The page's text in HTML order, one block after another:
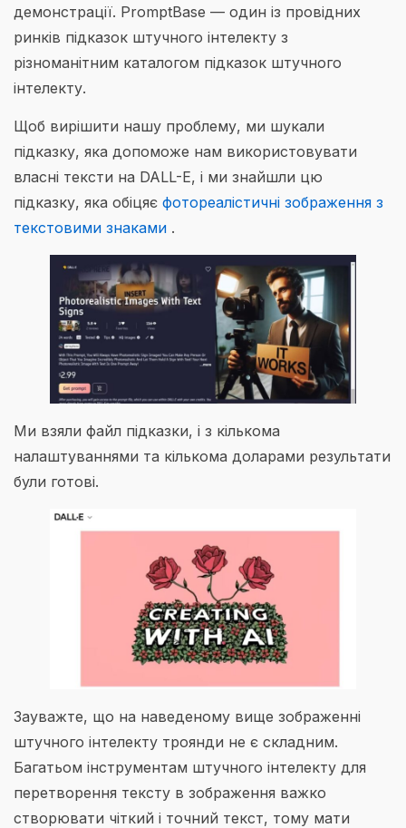
демонстрації. PromptBase — один із провідних
ринків підказок штучного інтелекту з
різноманітним каталогом підказок штучного
інтелекту.
Щоб вирішити нашу проблему, ми шукали
підказку, яка допоможе нам використовувати
власні тексти на DALL-E, і ми знайшли цю
підказку, яка обіцяє фотореалістичні зображення з
текстовими знаками .
Ми взяли файл підказки, і з кількома
налаштуваннями та кількома доларами результати
були готові.
Зауважте, що на наведеному вище зображенні
штучного інтелекту троянди не є складним.
Багатьом інструментам штучного інтелекту для
перетворення тексту в зображення важко
створювати чіткий і точний текст, тому мати